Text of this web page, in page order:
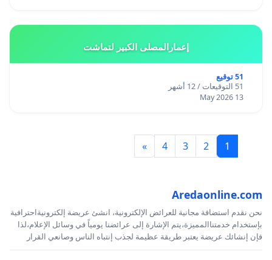
إعمارالمصلى الكبير لتماشت
51 توقيع
51 التوقيعات / 12 أشهر
13 May 2026
1
2
3
4
»
Aredaonline.com
نحن نقدم استضافة مجانية للعرائض الإلكترونية، انشئ عريضة إلكترونيةاحترافية
بإستخدام خدمتناالمميزة،يتم الإشارة إلى عرائضنا يومياً في وسائل الإعلام،لذا
فإن إنشائك عريضة يعتبر طريقة عظيمة لجذب إنتباه الناس وصانعي القرار